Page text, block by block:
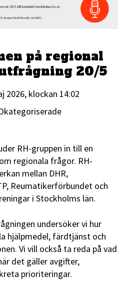
på regional
20/5
2026, klockan 14:02
RH-gruppen in till en
regionala frågor. RH-
mellan DHR,
Reumatikerförbundet och
i Stockholms län.
undersöker vi hur
hjälpmedel, färdtjänst och
Vi vill också ta reda på vad
det gäller avgifter,
prioriteringar.